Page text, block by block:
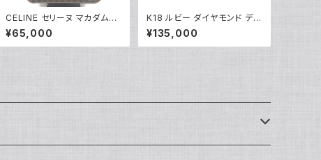
CELINE セリーヌ マカダム柄
トートバッグ MC97/2 Y052
28
¥65,000
K18 ルビー ダイヤモンド デザ
インリング 18金 指輪 10号 Y
05245
¥135,000